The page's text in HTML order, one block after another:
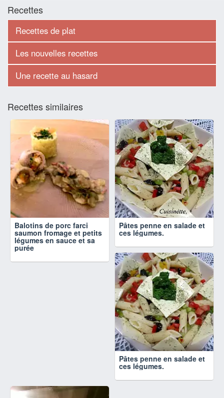
Recettes
Recettes de plat
Les nouvelles recettes
Une recette au hasard
Recettes similaires
Balotins de porc farci
saumon fromage et petits
légumes en sauce et sa
purée
Pâtes penne en salade et
ces légumes.
Pâtes penne en salade et
ces légumes.